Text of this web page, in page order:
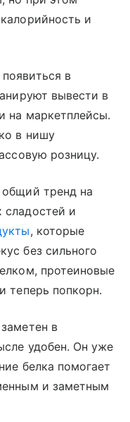
и
в
вывести в
на маркетплейсы.
в нишу
розницу.
тренд на
сладостей и
, которые
без сильного
протеиновые
теперь попкорн.
в
удобен. Он уже
белка помогает
и заметным